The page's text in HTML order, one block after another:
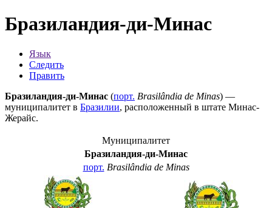
Бразиландия-ди-Минас
Язык
Следить
Править
Бразиландия-ди-Минас (порт. Brasilândia de Minas) —
муниципалитет в Бразилии, расположенный в штате Минас-
Жерайс.
Муниципалитет
Бразиландия-ди-Минас
порт. Brasilândia de Minas